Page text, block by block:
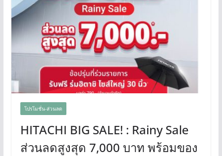
โปรโมชั่น-ส่วนลด
HITACHI BIG SALE! : Rainy Sale
ส่วนลดสูงสุด 7,000 บาท พร้อมของ